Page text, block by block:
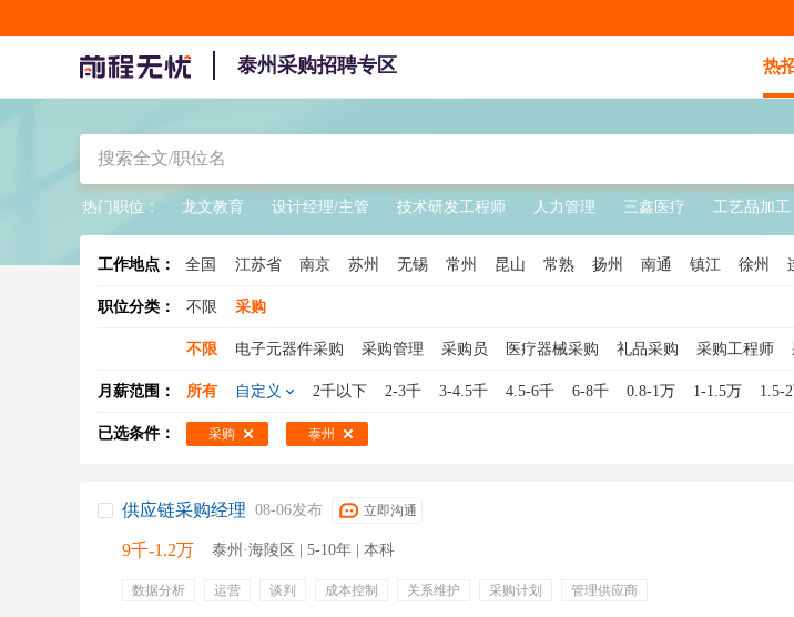
泰州采购招聘专区 热
热门职位： 龙文教育 设计经理/主管 技术研发工程师 人力管理 三鑫医疗 工艺品加工
工作地点： 全国 江苏省 南京 苏州 无锡 常州 昆山 常熟 扬州 南通 镇江 徐州
职位分类： 不限 采购
不限 电子元器件采购 采购管理 采购员 医疗器械采购 礼品采购 采购工程师
mro采购
元器件采购 零星采购 采购总监 物资采购 工业品采购 芯片采购 电
月薪范围： 所有 自定义 2千以下 2-3千 3-4.5千 4.5-6千 6-8千 0.8-1万 1-1.5万 1.5-
已选条件： 采购 泰州
供应链采购经理 08-06发布 立即沟通
9千-1.2万 泰州·海陵区 | 5-10年 | 本科
数据分析 运营 谈判 成本控制 关系维护 采购计划
管理供应商